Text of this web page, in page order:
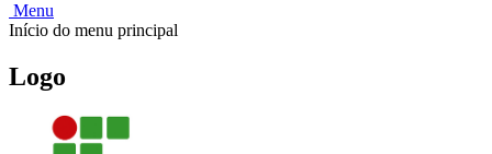
Menu
Início do menu principal
Logo